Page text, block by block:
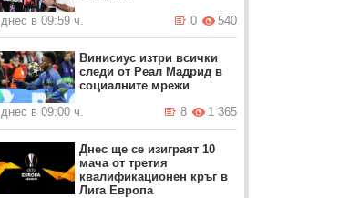
днес в 09:59 ч.
540
0
Винисиус изтри всички
следи от Реал Мадрид в
социалните мрежи
днес в 09:00 ч.
1 365
8
Днес ще се изиграят 10
мача от третия
квалификационен кръг в
Лига Европа